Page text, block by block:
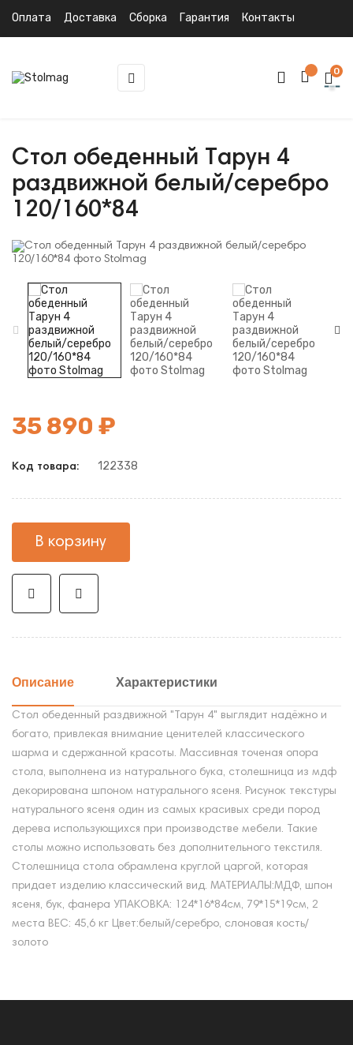
Оплата Доставка Сборка Гарантия Контакты
Toggle
navigation
☰ 0
Стол обеденный Тарун 4
раздвижной белый/серебро
120/160*84
35 890 ₽
Код товара: 122338
В корзину
Описание Характеристики
Стол обеденный раздвижной "Тарун 4" выглядит надёжно и
богато, привлекая внимание ценителей классического
шарма и сдержанной красоты. Массивная точеная опора
стола, выполнена из натурального бука, столешница из мдф
декорирована шпоном натурального ясеня. Рисунок текстуры
натурального ясеня один из самых красивых среди пород
дерева использующихся при производстве мебели. Такие
столы можно использовать без дополнительного текстиля.
Столешница стола обрамлена круглой царгой, которая
придает изделию классический вид. МАТЕРИАЛЫ:МДФ, шпон
ясеня, бук, фанера УПАКОВКА: 124*16*84см, 79*15*19см, 2
места ВЕС: 45,6 кг Цвет:белый/серебро, слоновая кость/
золото